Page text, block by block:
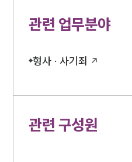
뉴스레터/
대륜법
관련 업무분야
형사 · 사기죄
관련 구성원